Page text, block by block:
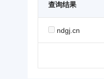
查询结果
ndgj.cn